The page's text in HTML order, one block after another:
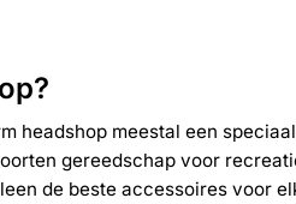
de
productpagina
headshop meestal een
gereedschap voor
de beste accessoires voor